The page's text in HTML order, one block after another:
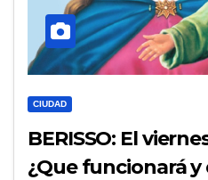
CIUDAD
BERISSO: El
¿Que funcionará y